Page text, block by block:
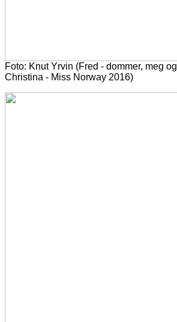
Foto: Knut Yrvin (Fred - dommer, meg og
Christina - Miss Norway 2016)